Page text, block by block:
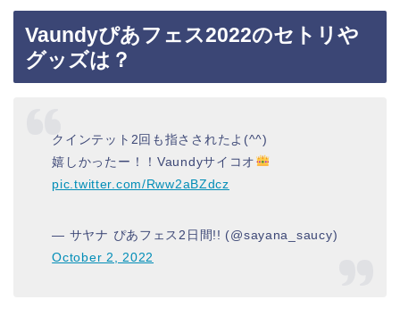
Vaundyぴあフェス2022のセトリや
グッズは？
クインテット2回も指さされたよ(^^)
嬉しかったー！！Vaundyサイコオ
pic.twitter.com/Rww2aBZdcz
— サヤナ ぴあフェス2日間!! (@sayana_saucy)
October 2, 2022